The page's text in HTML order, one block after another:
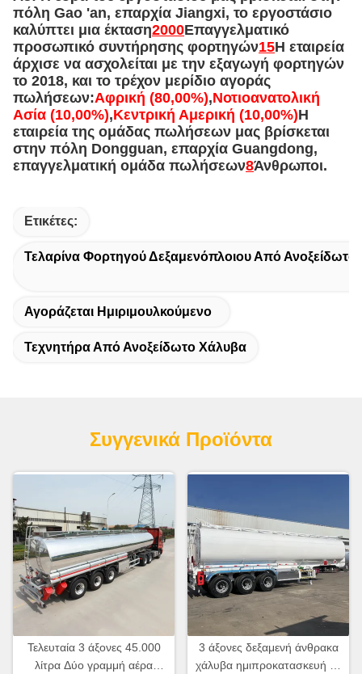
πόλη Gao 'an, επαρχία Jiangxi, το εργοστάσιο
καλύπτει μια έκταση2000Επαγγελματικό
προσωπικό συντήρησης φορτηγών15Η εταιρεία
άρχισε να ασχολείται με την εξαγωγή φορτηγών
το 2018, και το τρέχον μερίδιο αγοράς
πωλήσεων:Αφρική (80,00%),Νοτιοανατολική
Ασία (10,00%),Κεντρική Αμερική (10,00%)Η
εταιρεία της ομάδας πωλήσεων μας βρίσκεται
στην πόλη Dongguan, επαρχία Guangdong,
επαγγελματική ομάδα πωλήσεων8Άνθρωποι.
Ετικέτες:
Τελαρίνα Φορτηγού Δεξαμενόπλοιου Από
Αγοράζεται Ημιριμουλκούμενο
Τεχνητήρα Από Ανοξείδωτο Χάλυβα
Συγγενικά Προϊόντα
Τελευταία 3 άξονες 45.000
λίτρα Δύο γραμμή αέρα
3 άξονες δεξαμενή άνθρακα
χάλυβα ημιπροκατασκευή με